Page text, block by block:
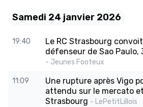
Samedi 24 janvier 2026
19:40
Le RC Strasbourg
défenseur de Sao Paulo,
- Jeunes Footeux
11:09
Une rupture après Vigo
attendu sur le mercato
Strasbourg - LePetitLillois